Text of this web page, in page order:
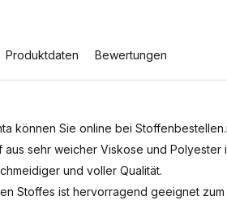
Produktdaten Bewertungen
können Sie online bei
sehr weicher Viskose und Polyester
und voller Qualität.
Stoffes ist hervorragend geeignet